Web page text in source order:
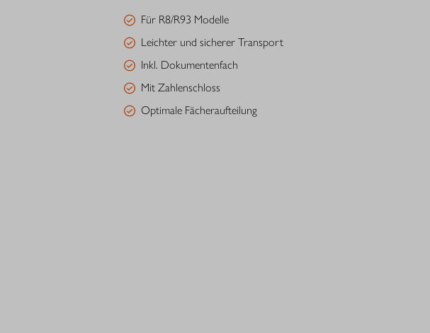
Für R8/R93 Modelle
Leichter und sicherer Transport
Inkl. Dokumentenfach
Mit Zahlenschloss
Optimale Fächeraufteilung